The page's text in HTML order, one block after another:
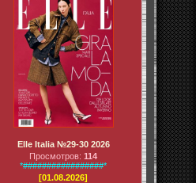
Elle Italia №29-30 2026
Просмотров: 114
*#################*
[01.08.2026]